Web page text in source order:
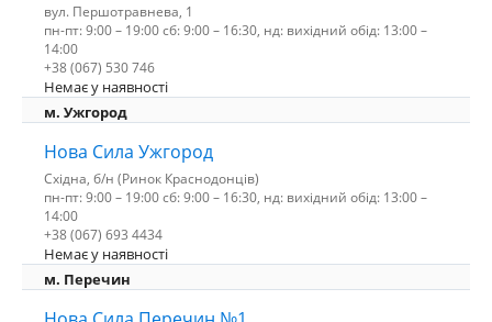
вул. Першотравнева, 1
пн-пт: 9:00 – 19:00 сб: 9:00 – 16:30, нд: вихідний обід: 13:00 –
14:00
+38 (067) 530 746
Немає у наявності
м. Ужгород
Нова Сила Ужгород
Східна, б/н (Ринок Краснодонців)
пн-пт: 9:00 – 19:00 сб: 9:00 – 16:30, нд: вихідний обід: 13:00 –
14:00
+38 (067) 693 4434
Немає у наявності
м. Перечин